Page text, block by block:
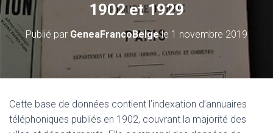
1902 et 1929
Publié par GeneaFrancoBelgele 1 novembre 2019
Cette base de données contient l’indexation d’annuaires
téléphoniques publiés en 1902, couvrant la majorité des